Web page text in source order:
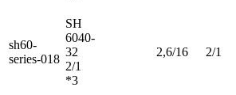
sh60-
series-018
SH
6040-
32
2/1
*3
2,6/16 2/1